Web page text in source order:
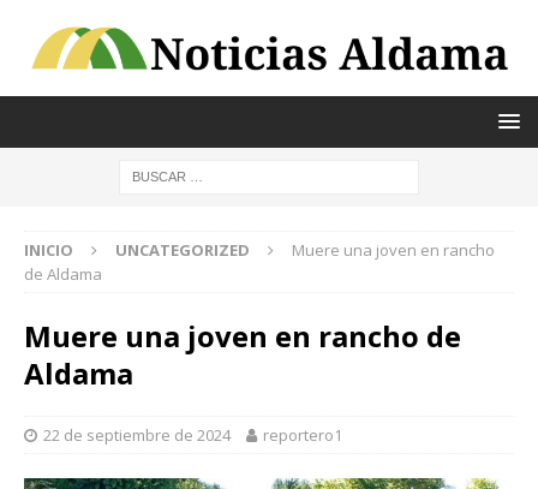
INICIO UNCATEGORIZED
Muere una joven en rancho
de Aldama
Muere una joven en rancho de
Aldama
22 de septiembre de 2024 reportero1